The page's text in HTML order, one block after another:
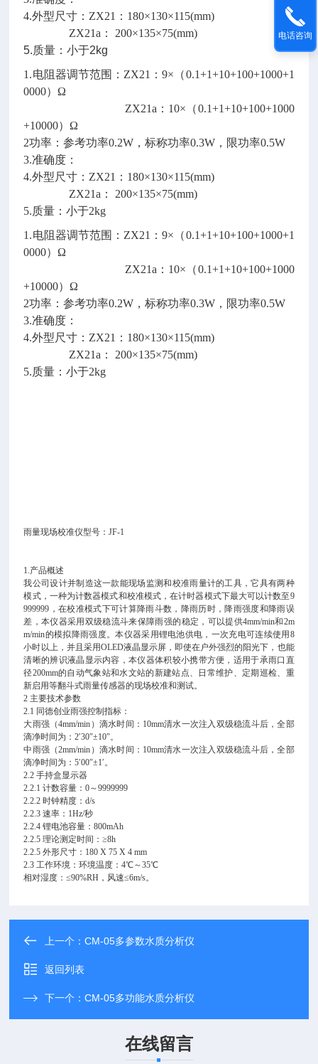
4.外型尺寸：ZX21：180×130×115(mm)
ZX21a： 200×135×75(mm)
5.质量：小于2kg
1.电阻器调节范围：ZX21：9×（0.1+1+10+100+1000+1
0000）Ω
ZX21a：10×（0.1+1+10+100+1000
+10000）Ω
2功率：参考功率0.2W，标称功率0.3W，限功率0.5W
3.准确度：
4.外型尺寸：ZX21：180×130×115(mm)
ZX21a： 200×135×75(mm)
5.质量：小于2kg
1.电阻器调节范围：ZX21：9×（0.1+1+10+100+1000+1
0000）Ω
ZX21a：10×（0.1+1+10+100+1000
+10000）Ω
2功率：参考功率0.2W，标称功率0.3W，限功率0.5W
3.准确度：
4.外型尺寸：ZX21：180×130×115(mm)
ZX21a： 200×135×75(mm)
5.质量：小于2kg
雨量现场校准仪型号：JF-1
1.产品概述
我公司设计并制造这一款能现场监测和校准雨量计的工具，它具有两种
模式，一种为计数器模式和校准模式，在计时器模式下最大可以计数至9
999999，在校准模式下可计算降雨斗数，降雨历时，降雨强度和降雨误
差，本仪器采用双级稳流斗来保障雨强的稳定，可以提供4mm/min和2m
m/min的模拟降雨强度。本仪器采用锂电池供电，一次充电可连续使用8
小时以上，并且采用OLED液晶显示屏，即使在户外强烈的阳光下，也能
清晰的辨识液晶显示内容，本仪器体积较小携带方便，适用于承雨口直
径200mm的自动气象站和水文站的新建站点、日常维护、定期巡检、重
新启用等翻斗式雨量传感器的现场校准和测试。
2 主要技术参数
2.1 同德创业雨强控制指标：
大雨强（4mm/min）滴水时间：10mm清水一次注入双级稳流斗后，全部
滴净时间为：2′30″±10″。
中雨强（2mm/min）滴水时间：10mm清水一次注入双级稳流斗后，全部
滴净时间为：5′00″±1′。
2.2 手持盒显示器
2.2.1 计数容量：0～9999999
2.2.2 时钟精度：d/s
2.2.3 速率：1Hz/秒
2.2.4 锂电池容量：800mAh
2.2.5 理论测定时间：≥8h
2.2.5 外形尺寸：180 X 75 X 4 mm
2.3 工作环境：环境温度：4℃～35℃
相对湿度：≤90%RH，风速≤6m/s。
上一个：CM-05多参数水质分析仪
返回列表
下一个：CM-05多功能水质分析仪
在线留言
电话咨询